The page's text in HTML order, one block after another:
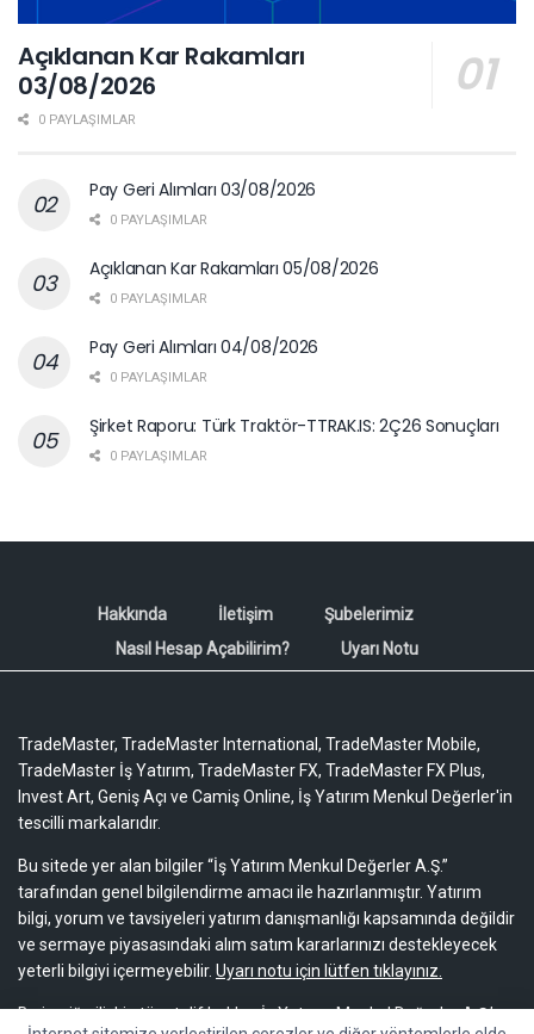
Açıklanan Kar Rakamları
03/08/2026
0 PAYLAŞIMLAR
Pay Geri Alımları 03/08/2026
0 PAYLAŞIMLAR
Açıklanan Kar Rakamları 05/08/2026
0 PAYLAŞIMLAR
Pay Geri Alımları 04/08/2026
0 PAYLAŞIMLAR
Şirket Raporu: Türk Traktör-TTRAK.IS: 2Ç26 Sonuçları
0 PAYLAŞIMLAR
Hakkında İletişim
Şubelerimiz
Nasıl Hesap Açabilirim?
Uyarı Notu
TradeMaster, TradeMaster International, TradeMaster Mobile,
TradeMaster İş Yatırım, TradeMaster FX, TradeMaster FX Plus,
Invest Art, Geniş Açı ve Camiş Online, İş Yatırım Menkul Değerler'in
tescilli markalarıdır.
Bu sitede yer alan bilgiler “İş Yatırım Menkul Değerler A.Ş.”
tarafından genel bilgilendirme amacı ile hazırlanmıştır. Yatırım
bilgi, yorum ve tavsiyeleri yatırım danışmanlığı kapsamında değildir
ve sermaye piyasasındaki alım satım kararlarınızı destekleyecek
yeterli bilgiyi içermeyebilir. Uyarı notu için lütfen tıklayınız.
Bu içeriğe ilişkin tüm telif hakları İş Yatırım Menkul Değerler A.Ş.’ye